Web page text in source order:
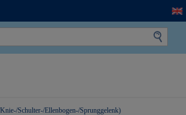
Schulter-/Ellenbogen-/Sprunggelenk)